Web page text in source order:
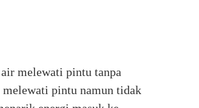
melewati pintu tanpa
melewati pintu namun tidak